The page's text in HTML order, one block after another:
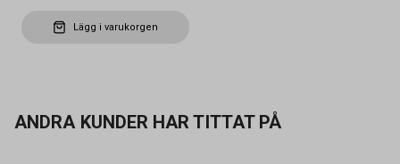
Lägg i varukorgen
ANDRA KUNDER HAR TITTAT PÅ